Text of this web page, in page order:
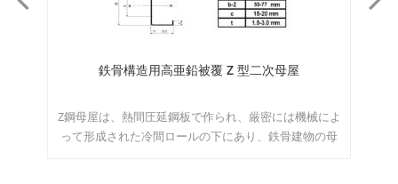
鉄骨構造用高亜鉛被覆 Z 型二次母屋
Z鋼母屋は、熱間圧延鋼板で作られ、厳密には機械によ
って形成された冷間ロールの下にあり、鉄骨建物の母